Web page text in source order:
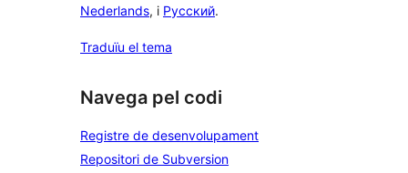
Nederlands, i Русский.
Traduïu el tema
Navega pel codi
Registre de desenvolupament
Repositori de Subversion